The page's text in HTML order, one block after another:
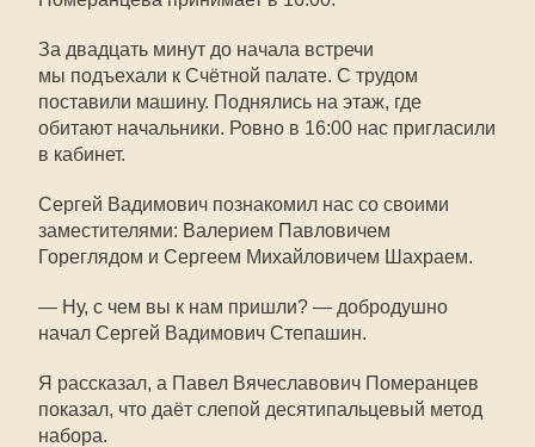
За двадцать минут до начала встречи
мы подъехали к Счётной палате. С трудом
поставили машину. Поднялись на этаж, где
обитают начальники. Ровно в 16:00 нас пригласили
в кабинет.
Сергей Вадимович познакомил нас со своими
заместителями: Валерием Павловичем
Гореглядом и Сергеем Михайловичем Шахраем.
— Ну, с чем вы к нам пришли? — добродушно
начал Сергей Вадимович Степашин.
Я рассказал, а Павел Вячеславович Померанцев
показал, что даёт слепой десятипальцевый метод
набора.